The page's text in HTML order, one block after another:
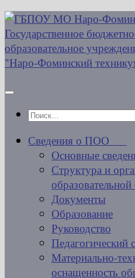
Перейти
к
содержимому
Найти:
Сведения о ПОО
Основные
Структура и
Документы
Образование
Руководство
Педагогический
Материально-
оснащенность